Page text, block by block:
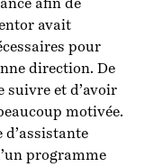
avait
pour
direction. De
suivre et d’avoir
motivée.
programme